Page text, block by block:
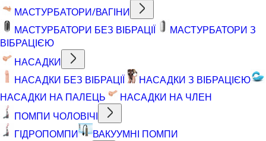
МАСТУРБАТОРИ/ВАГІНИ
МАСТУРБАТОРИ БЕЗ ВІБРАЦІЇ
МАСТУРБАТОРИ З
ВІБРАЦІЄЮ
НАСАДКИ
НАСАДКИ БЕЗ ВІБРАЦІЇ
НАСАДКИ З ВІБРАЦІЄЮ
НАСАДКИ НА ПАЛЕЦЬ
НАСАДКИ НА ЧЛЕН
ПОМПИ ЧОЛОВІЧІ
ГІДРОПОМПИ
ВАКУУМНІ ПОМПИ